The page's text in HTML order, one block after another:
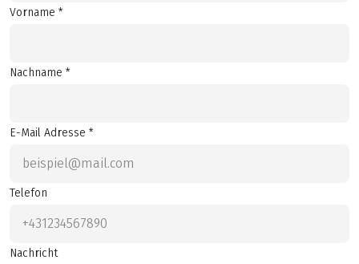
Vorname *
Nachname *
E-Mail Adresse *
Telefon
Nachricht